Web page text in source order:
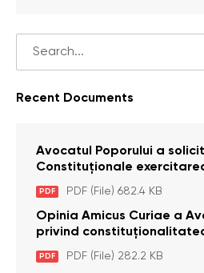
Recent Documents
Avocatul Poporului a
Constituţionale
constituţionalităţii unor
plata alocației sociale de
cu dizabilitați care sunt
PDF PDF (File) 682.4 KB
Opinia Amicus Curiae a
privind
care interzic angajarea în
pază particulară a
PDF PDF (File) 282.2 KB